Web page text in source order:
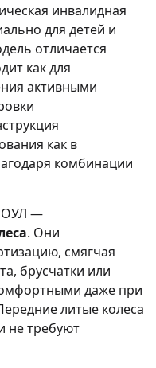
инвалидная
для детей и
отличается
как для
активными
как в
комбинации
—
. Они
смягчая
брусчатки или
даже при
литые колеса
не требуют